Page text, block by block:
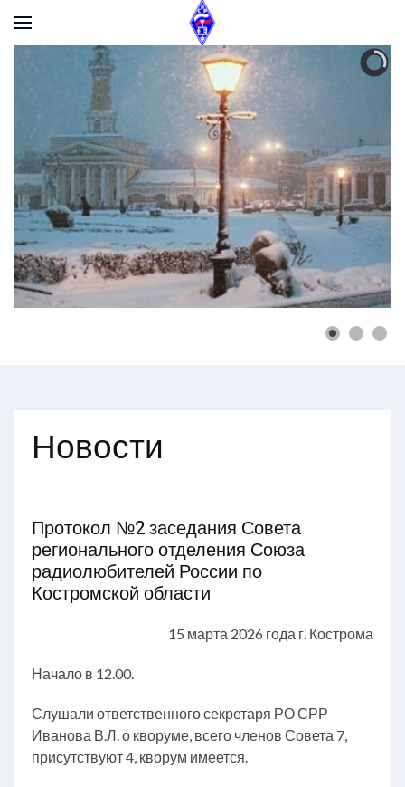
Новости
Протокол №2 заседания Совета
регионального отделения Союза
радиолюбителей России по
Костромской области
15 марта 2026 года г. Кострома
Начало в 12.00.
Слушали ответственного секретаря РО СРР
Иванова В.Л. о кворуме, всего членов Совета 7,
присутствуют 4, кворум имеется.